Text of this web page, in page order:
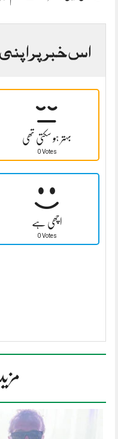
اس خبر پر
بہتر ہو سکتی تھی
0 Votes
اچھی ہے
0 Votes